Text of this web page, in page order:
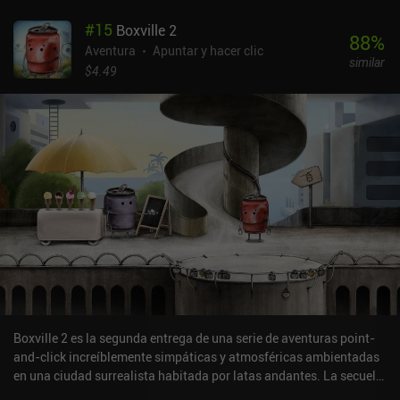
elementos para realizar acciones aparentemente ilógicas que solo
cobran sentido si prestamos mucha atención a la información que
encontramos por el camino. Aunque hay bastantes acertijos
dispositivo musical que reproduce melodías compuestas a partir
de las notas que encontramos en nuestro viaje. Pero aquellos que
no tengan oído absoluto no deben preocuparse: hay un sistema de
pistas que te ayudará con cualquier tarea complicada. Growbot es
un juego premium sin anuncios ni compras dentro de la
aplicación. Sí, el escenario es bastante inusual, y puede que a
algunos les parezcan demasiado esotéricas las leyes del universo
del juego, pero para mí ese es precisamente el principal encanto
del juego. Enfrentarse a problemas que no tienen ninguna
posibilidad de ocurrir en el mundo real crea un tipo especial de
evasión que creo que todos necesitamos desesperadamente de vez
en cuando.
#15 Boxville 2
Aventura
Apuntar y hacer clic
$4.49
88%
similar
Boxville 2 es la segunda entrega de una serie de aventuras point-
and-click increíblemente simpáticas y atmosféricas ambientadas
en una ciudad surrealista habitada por latas andantes. La secuela